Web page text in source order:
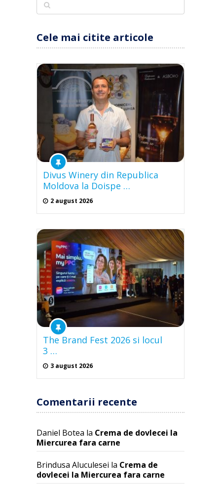
Cele mai citite articole
Divus Winery din Republica
Moldova la Doispe …
2 august 2026
The Brand Fest 2026 si locul
3 …
3 august 2026
Comentarii recente
Daniel Botea la Crema de dovlecei la
Miercurea fara carne
Brindusa Aluculesei la Crema de
dovlecei la Miercurea fara carne